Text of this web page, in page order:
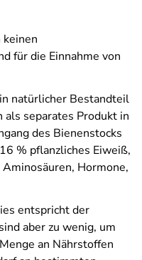
keinen
für die Einnahme von
natürlicher Bestandteil
als separates Produkt in
des Bienenstocks
% pflanzliches Eiweiß,
Hormone,
entspricht der
aber zu wenig, um
an Nährstoffen